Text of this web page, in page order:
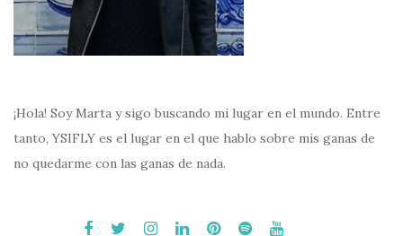
¡Hola! Soy Marta y sigo buscando mi lugar en el mundo. Entre
tanto, YSIFLY es el lugar en el que hablo sobre mis ganas de
no quedarme con las ganas de nada.